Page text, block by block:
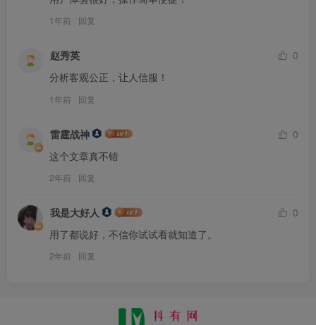
1年前 回复
赵秀英
0
分析客观公正，让人信服！
1年前 回复
雷霆战神
0
这个文章真不错
2年前 回复
我是大好人
0
用了都说好，不信你试试看就知道了。
2年前 回复